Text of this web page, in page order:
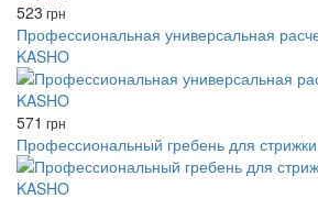
523 грн
Профессиональная универсальная
KASHO
571 грн
Профессиональный гребень для